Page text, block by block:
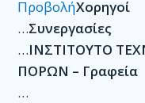
ΠροβολήΧορηγοί
…Συνεργασίες
…ΙΝΣΤΙΤΟΥΤΟ
ΠΟΡΩΝ – Γραφεία
…